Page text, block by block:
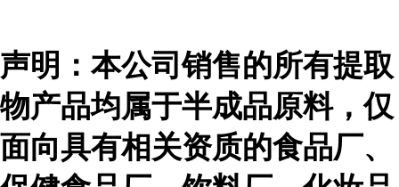
声明：本公司销售的所有提取
物产品均属于半成品原料，仅
面向具有相关资质的食品厂、